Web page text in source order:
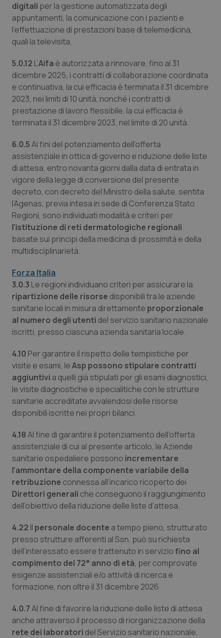
digitali per la gestione automatizzata degli
appuntamenti, la comunicazione con i pazienti e
l’effettuazione di prestazioni base di telemedicina,
quali la televisita.
5.0.12 L’Aifa è autorizzata a rinnovare, fino al 31
dicembre 2025, i contratti di collaborazione coordinata
e continuativa, la cui efficacia è terminata il 31 dicembre
2023, nei limiti di 10 unità, nonché i contratti di
prestazione di lavoro flessibile, la cui efficacia è
terminata il 31 dicembre 2023, nel limite di 20 unità.
6.0.5Ai fini del potenziamento dell’offerta
assistenziale in ottica di governo e riduzione delle liste
di attesa, entro novanta giorni dalla data di entrata in
vigore della legge di conversione del presente
decreto, con decreto del Ministro della salute, sentita
l’Agenas, previa intesa in sede di Conferenza Stato
Regioni, sono individuati modalità e criteri per
l’istituzione di reti dermatologiche regionali
basate sui principi della medicina di prossimità e della
multidisciplinarietà.
Forza Italia
3.0.3 Le regioni individuano criteri per assicurare la
ripartizione delle risorse disponibili tra le aziende
sanitarie locali in misura direttamente proporzionale
al numero degli utenti del servizio sanitario nazionale
iscritti, presso ciascuna azienda sanitaria locale.
4.10 Per garantire il rispetto delle tempistiche per
visite e esami, leAsp possono stipulare contratti
aggiuntivi a quelli già stipulati per gli esami diagnostici,
le visite diagnostiche e specialitiche con le strutture
sanitarie accreditate avvalendosi delle risorse
disponibili iscritte nei propri bilanci.
4.18Al fine di garantire il potenziamento dell’offerta
assistenziale di cui al presente articolo, le Aziende
sanitarie ospedaliere possono incrementare
l’ammontare della componente variabile della
retribuzione connessa all’incarico ricoperto dei
Direttori generali che conseguono il raggiungimento
dell’obiettivo della riduzione delle liste d’attesa.
4.22 Il personale docente a tempo pieno, strutturato
presso strutture afferenti al Ssn, può su richiesta
dell’interessato essere trattenuto in serviziofino al
compimento del 72° anno di età, per comprovate
esigenze assistenziali e/o attività di ricerca e
formazione, non oltre il 31 dicembre 2026
4.0.7Al fine di favorire la riduzione delle liste di attesa
anche attraverso il processo di riorganizzazione della
rete dei laboratori del Servizio sanitario nazionale,
tracking-sites-ironfish-
tracking-enable
www.quotidianosanita.it
session-id
www.quotidianosanita.it
_ga
Google LLC
PHPSESSID
PHP.net
www.quotidianosanita.it
_ga_KM60CM4NPH .quotidianosanita.it